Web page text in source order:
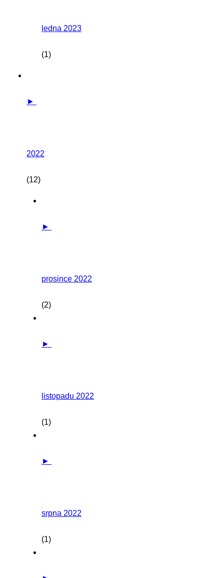
ledna 2023
(1)
►
2022
(12)
►
prosince 2022
(2)
►
listopadu 2022
(1)
►
srpna 2022
(1)